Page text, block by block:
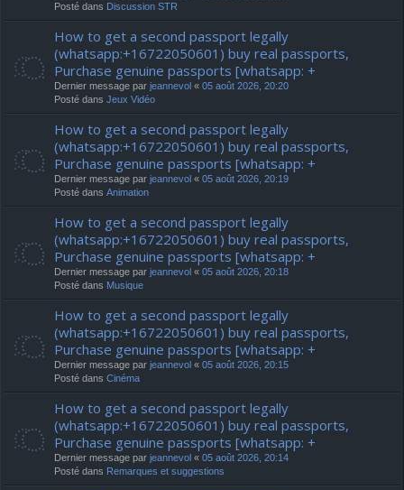
Posté dans Discussion STR
How to get a second passport legally
(whatsapp:+16722050601) buy real passports,
Purchase genuine passports [whatsapp: +
Dernier message par jeannevol « 05 août 2026, 20:20
Posté dans Jeux Vidéo
How to get a second passport legally
(whatsapp:+16722050601) buy real passports,
Purchase genuine passports [whatsapp: +
Dernier message par jeannevol « 05 août 2026, 20:19
Posté dans Animation
How to get a second passport legally
(whatsapp:+16722050601) buy real passports,
Purchase genuine passports [whatsapp: +
Dernier message par jeannevol « 05 août 2026, 20:18
Posté dans Musique
How to get a second passport legally
(whatsapp:+16722050601) buy real passports,
Purchase genuine passports [whatsapp: +
Dernier message par jeannevol « 05 août 2026, 20:15
Posté dans Cinéma
How to get a second passport legally
(whatsapp:+16722050601) buy real passports,
Purchase genuine passports [whatsapp: +
Dernier message par jeannevol « 05 août 2026, 20:14
Posté dans Remarques et suggestions